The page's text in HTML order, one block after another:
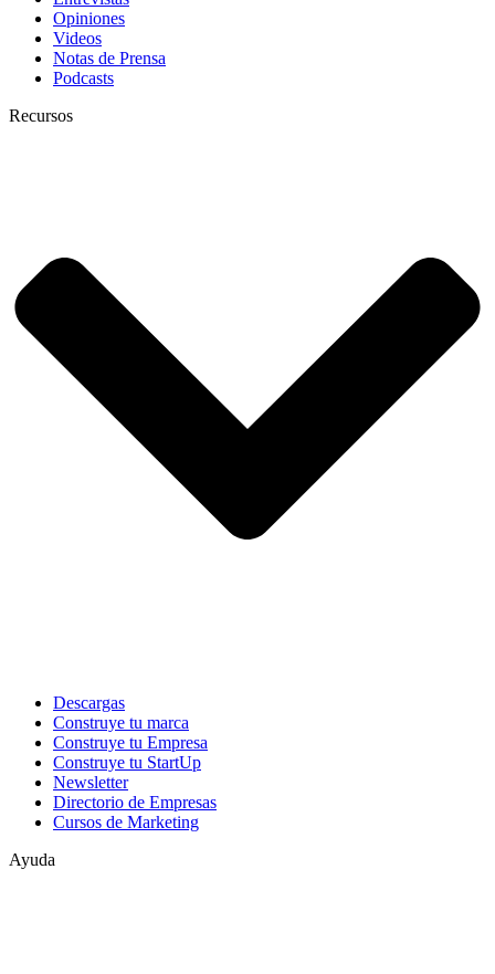
Opiniones
Videos
Notas de Prensa
Podcasts
Recursos
Descargas
Construye tu marca
Construye tu Empresa
Construye tu StartUp
Newsletter
Directorio de Empresas
Cursos de Marketing
Ayuda